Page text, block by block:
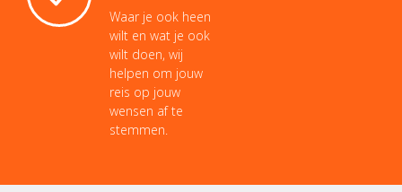
Waar je ook heen
wilt en wat je ook
wilt doen, wij
helpen om jouw
reis op jouw
wensen af te
stemmen.